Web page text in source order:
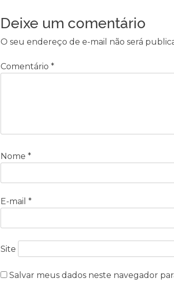
Deixe um comentário
O seu endereço de e-mail não será
Comentário *
Nome *
E-mail *
Site
Salvar meus dados neste navegador